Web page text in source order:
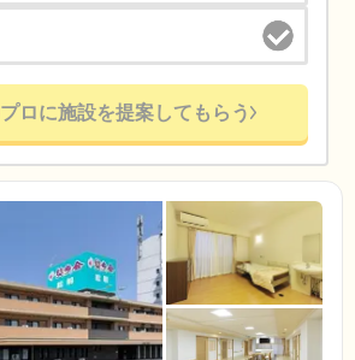
プロに施設を提案してもらう